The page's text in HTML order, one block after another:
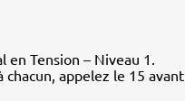
en Tension – Niveau 1.
appelez le 15 avant